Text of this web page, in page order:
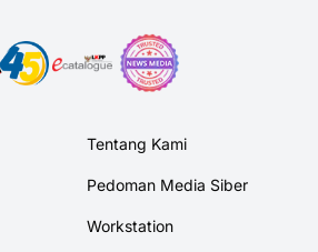
Tentang Kami
Pedoman Media Siber
Workstation